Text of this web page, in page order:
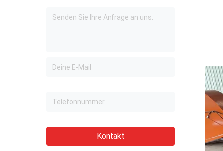
Kontakt